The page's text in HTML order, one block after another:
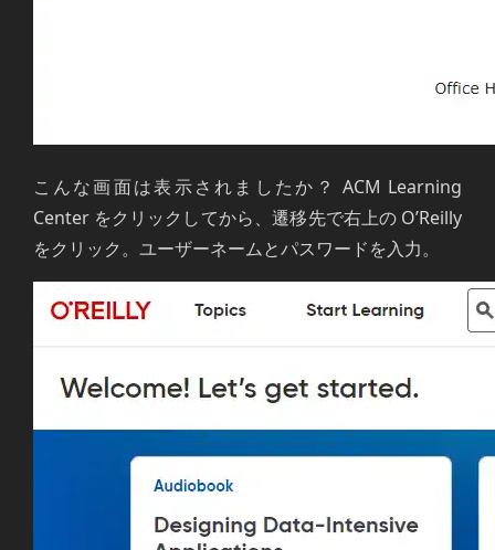
こんな画面は表示されましたか？ ACM Learning
Center をクリックしてから、遷移先で右上の O’Reilly
をクリック。ユーザーネームとパスワードを入力。